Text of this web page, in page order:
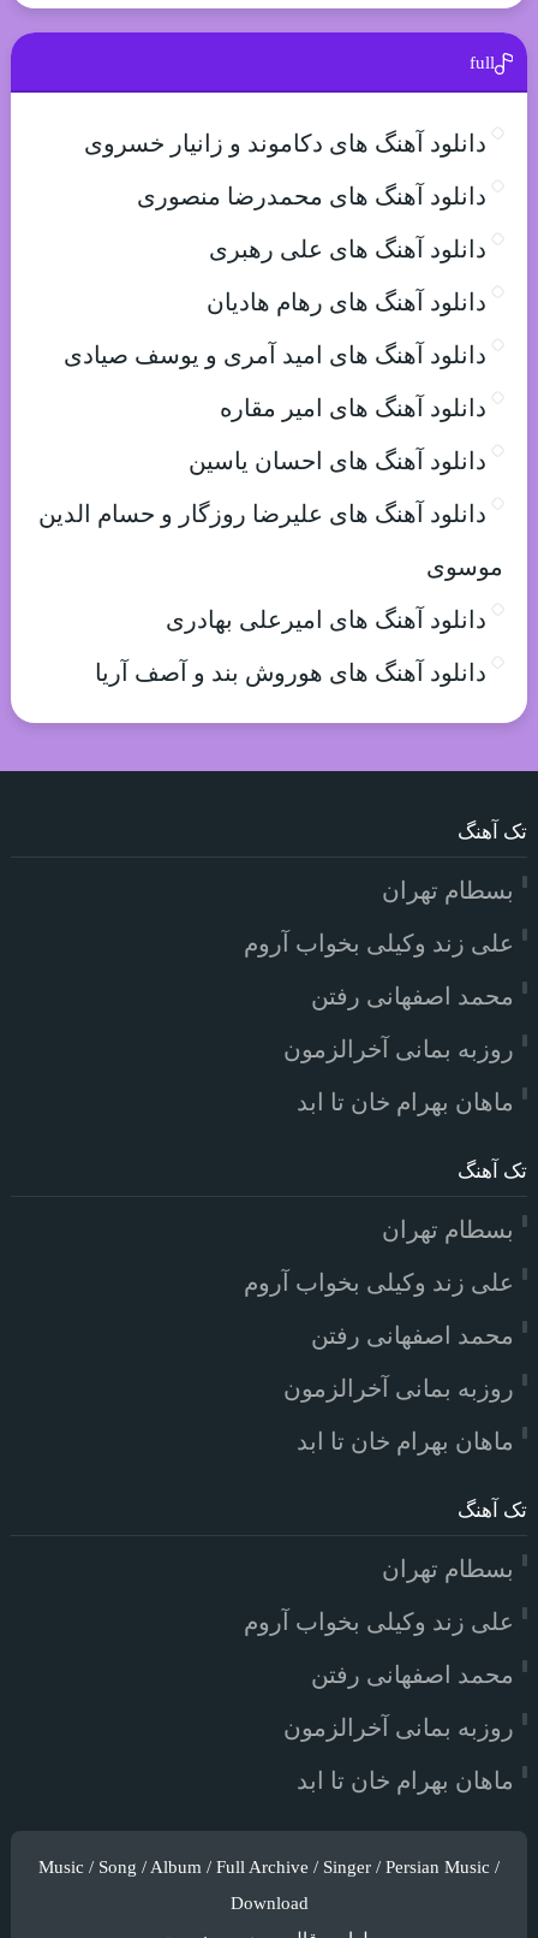
full
دانلود آهنگ های دکاموند و زانیار خسروی
دانلود آهنگ های محمدرضا منصوری
دانلود آهنگ های علی رهبری
دانلود آهنگ های رهام هادیان
دانلود آهنگ های امید آمری و یوسف صیادی
دانلود آهنگ های امیر مقاره
دانلود آهنگ های احسان یاسین
دانلود آهنگ های علیرضا روزگار و حسام الدین
موسوی
دانلود آهنگ های امیرعلی بهادری
دانلود آهنگ های هوروش بند و آصف آریا
تک آهنگ
بسطام تهران
علی زند وکیلی بخواب آروم
محمد اصفهانی رفتن
روزبه بمانی آخرالزمون
ماهان بهرام خان تا ابد
تک آهنگ
بسطام تهران
علی زند وکیلی بخواب آروم
محمد اصفهانی رفتن
روزبه بمانی آخرالزمون
ماهان بهرام خان تا ابد
تک آهنگ
بسطام تهران
علی زند وکیلی بخواب آروم
محمد اصفهانی رفتن
روزبه بمانی آخرالزمون
ماهان بهرام خان تا ابد
Music / Song / Album / Full Archive / Singer / Persian Music /
Download